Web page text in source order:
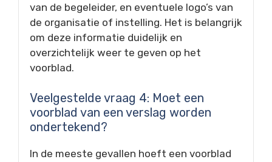
van de begeleider, en eventuele logo’s van
de organisatie of instelling. Het is belangrijk
om deze informatie duidelijk en
overzichtelijk weer te geven op het
voorblad.
Veelgestelde vraag 4: Moet een
voorblad van een verslag worden
ondertekend?
In de meeste gevallen hoeft een voorblad